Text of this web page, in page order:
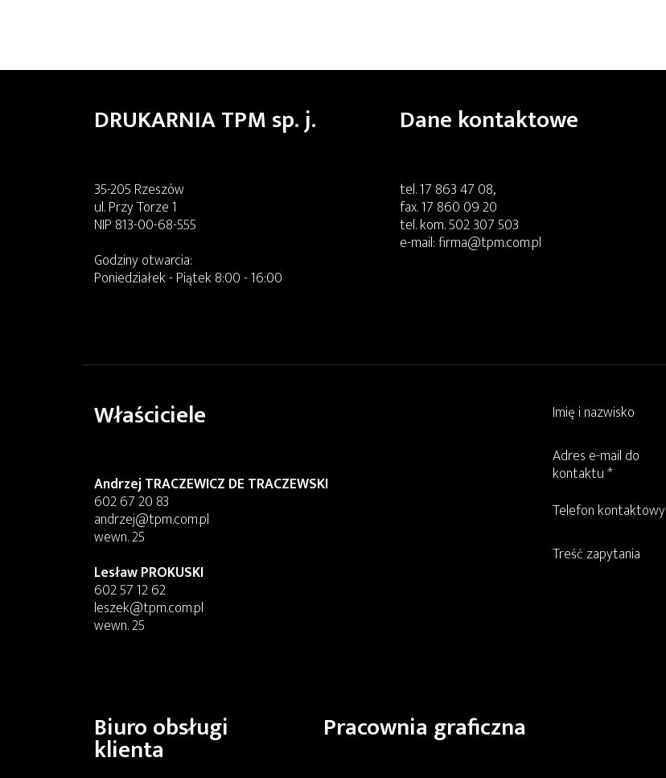
DRUKARNIA TPM sp. j.
35-205 Rzeszów
ul. Przy Torze 1
NIP 813-00-68-555
Godziny otwarcia:
Poniedziałek - Piątek 8:00 - 16:00
Dane kontaktowe
tel.17 863 47 08,
fax.17 860 09 20
tel. kom.502 307 503
e-mail:firma@tpm.com.pl
Właściciele
Andrzej TRACZEWICZ DE TRACZEWSKI
602 67 20 83
andrzej@tpm.com.pl
wewn. 25
Lesław PROKUSKI
602 57 12 62
leszek@tpm.com.pl
wewn. 25
Imię i nazwisko
Adres e-mail do
kontaktu *
Telefon kontaktowy
Treść zapytania
Biuro obsługi
klienta
Pracownia graficzna